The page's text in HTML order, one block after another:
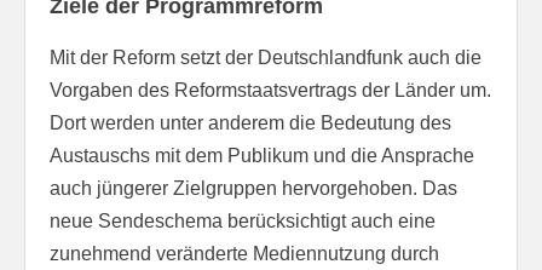
Ziele der Programmreform
Mit der Reform setzt der Deutschlandfunk auch die
Vorgaben des Reformstaatsvertrags der Länder um.
Dort werden unter anderem die Bedeutung des
Austauschs mit dem Publikum und die Ansprache
auch jüngerer Zielgruppen hervorgehoben. Das
neue Sendeschema berücksichtigt auch eine
zunehmend veränderte Mediennutzung durch